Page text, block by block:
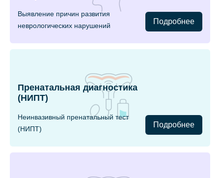
Выявление причин развития
неврологических нарушений
Подробнее
Пренатальная диагностика
(НИПТ)
Неинвазивный пренатальный тест
(НИПТ)
Подробнее